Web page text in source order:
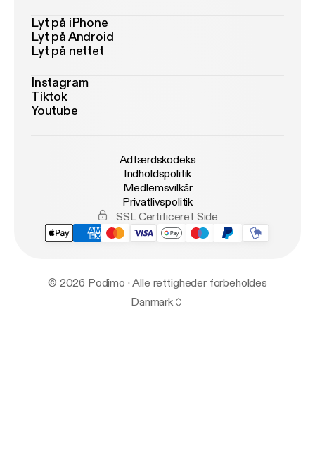
Lyt på iPhone
Lyt på Android
Lyt på nettet
Instagram
Tiktok
Youtube
Adfærdskodeks
Indholdspolitik
Medlemsvilkår
Privatlivspolitik
SSL Certificeret Side
© 2026 Podimo · Alle rettigheder forbeholdes
Danmark